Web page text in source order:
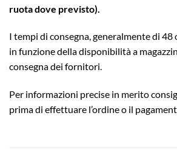
ruota dove previsto).
I tempi di consegna, generalmente di 48
in funzione della disponibilità a
consegna dei fornitori.
Per informazioni precise in merito
prima di effettuare l’ordine o il